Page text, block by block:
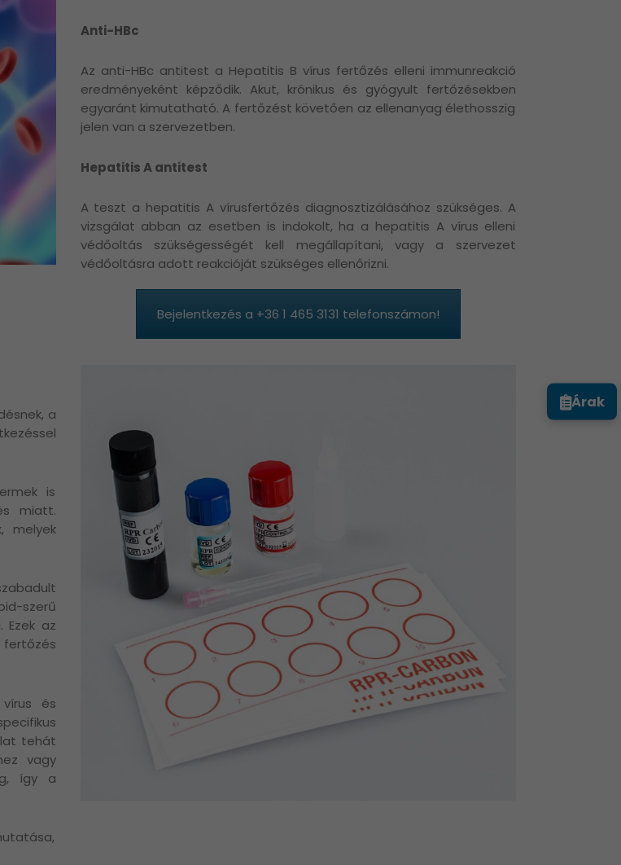
Anti-HBc
Az anti-HBc antitest a Hepatitis B vírus fertőzés elleni immunreakció
eredményeként képződik. Akut, krónikus és gyógyult fertőzésekben
egyaránt kimutatható. A fertőzést követően az ellenanyag élethosszig
jelen van a szervezetben.
Hepatitis A antitest
A teszt a hepatitis A vírusfertőzés diagnosztizálásához szükséges. A
vizsgálat abban az esetben is indokolt, ha a hepatitis A vírus elleni
védőoltás szükségességét kell megállapítani, vagy a szervezet
védőoltásra adott reakcióját szükséges ellenőrizni.
Bejelentkezés a +36 1 465 3131 telefonszámon!
a
is
miatt.
melyek
szerű
az
és
tehát
vagy
így a
Árak